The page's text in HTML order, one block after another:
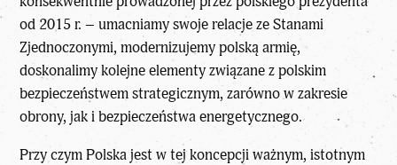
od 2015 r. – umacniamy swoje relacje ze Stanami
Zjednoczonymi, modernizujemy polską armię,
doskonalimy kolejne elementy związane z polskim
bezpieczeństwem strategicznym, zarówno w zakresie
obrony, jak i bezpieczeństwa energetycznego.
Przy czym Polska jest w tej koncepcji ważnym, istotnym